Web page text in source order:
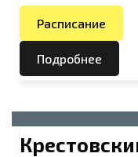
Расписание
Подробнее